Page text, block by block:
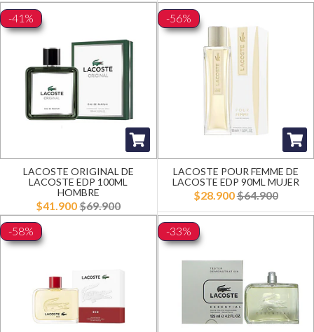
-41%
LACOSTE ORIGINAL DE
LACOSTE EDP 100ML
HOMBRE
$41.900$69.900
-56%
LACOSTE POUR FEMME DE
LACOSTE EDP 90ML MUJER
$28.900$64.900
-58% -33%